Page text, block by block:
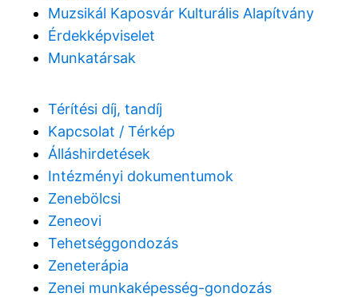
Muzsikál Kaposvár Kulturális Alapítvány
Érdekképviselet
Munkatársak
Térítési díj, tandíj
Kapcsolat / Térkép
Álláshirdetések
Intézményi dokumentumok
Zenebölcsi
Zeneovi
Tehetséggondozás
Zeneterápia
Zenei munkaképesség-gondozás